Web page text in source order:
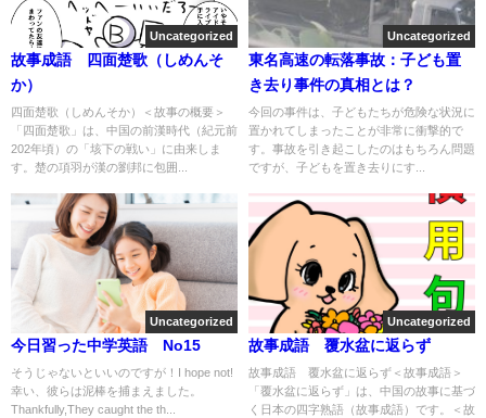
Uncategorized
故事成語 四面楚歌（しめんそ
か）
四面楚歌（しめんそか）＜故事の概要＞
「四面楚歌」は、中国の前漢時代（紀元前
202年頃）の「垓下の戦い」に由来しま
す。楚の項羽が漢の劉邦に包囲...
Uncategorized
東名高速の転落事故：子ども置
き去り事件の真相とは？
今回の事件は、子どもたちが危険な状況に
置かれてしまったことが非常に衝撃的で
す。事故を引き起こしたのはもちろん問題
ですが、子どもを置き去りにす...
Uncategorized
今日習った中学英語 No15
そうじゃないといいのですが！I hope not!
幸い、彼らは泥棒を捕まえました。
Thankfully,They caught the th...
Uncategorized
故事成語 覆水盆に返らず
故事成語 覆水盆に返らず＜故事成語＞
「覆水盆に返らず」は、中国の故事に基づ
く日本の四字熟語（故事成語）です。＜故